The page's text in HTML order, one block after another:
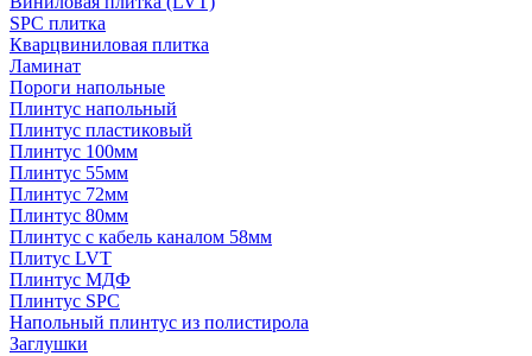
SPC плитка
Кварцвиниловая плитка
Ламинат
Пороги напольные
Плинтус напольный
Плинтус пластиковый
Плинтус 100мм
Плинтус 55мм
Плинтус 72мм
Плинтус 80мм
Плинтус с кабель каналом 58мм
Плитус LVT
Плинтус МДФ
Плинтус SPC
Напольный плинтус из полистирола
Заглушки